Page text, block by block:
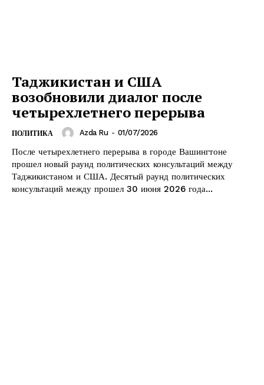
Таджикистан и США
возобновили диалог после
четырехлетнего перерыва
ПОЛИТИКА Azda Ru - 01/07/2026
После четырехлетнего перерыва в городе Вашингтоне
прошел новый раунд политических консультаций между
Таджикистаном и США. Десятый раунд политических
консультаций между прошел 30 июня 2026 года...